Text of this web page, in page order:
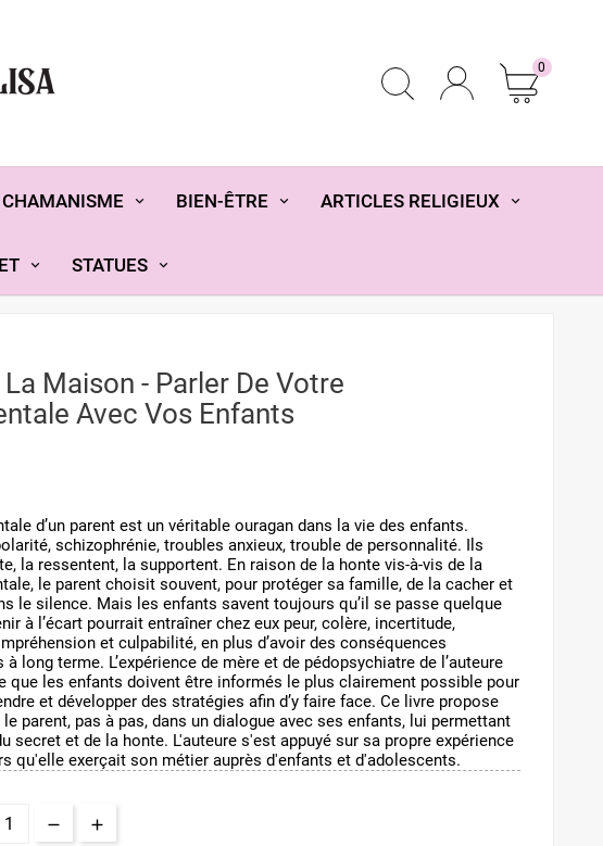
0
CHAMANISME BIEN-ÊTRE ARTICLES RELIGIEUX
STATUES
Maison - Parler De Votre
Avec Vos Enfants
d’un parent est un véritable ouragan dans la vie des enfants.
schizophrénie, troubles anxieux, trouble de personnalité. Ils
la ressentent, la supportent. En raison de la honte vis-à-vis de la
le parent choisit souvent, pour protéger sa famille, de la cacher et
le silence. Mais les enfants savent toujours qu’il se passe quelque
à l’écart pourrait entraîner chez eux peur, colère, incertitude,
et culpabilité, en plus d’avoir des conséquences
long terme. L’expérience de mère et de pédopsychiatre de l’auteure
que les enfants doivent être informés le plus clairement possible pour
et développer des stratégies afin d’y faire face. Ce livre propose
le parent, pas à pas, dans un dialogue avec ses enfants, lui permettant
secret et de la honte. L'auteure s'est appuyé sur sa propre expérience
qu'elle exerçait son métier auprès d'enfants et d'adolescents.